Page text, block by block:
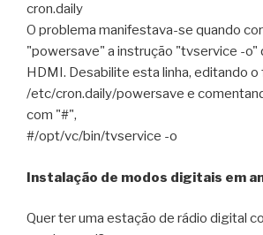
cron.daily
O problema manifestava-se quando
"powersave" a instrução "tvservice -o"
HDMI. Desabilite esta linha, editando o
/etc/cron.daily/powersave e
com "#",
#/opt/vc/bin/tvservice -o
Instalação de modos digitais em
Quer ter uma estação de rádio digital